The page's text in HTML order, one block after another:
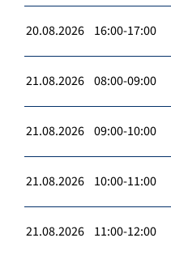
20.08.2026 16:00-17:00
21.08.2026 08:00-09:00
21.08.2026 09:00-10:00
21.08.2026 10:00-11:00
21.08.2026 11:00-12:00